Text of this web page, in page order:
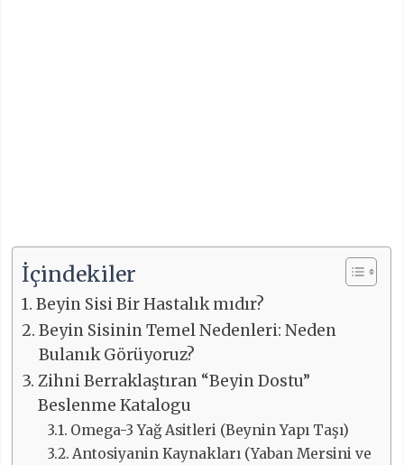
İçindekiler
Beyin Sisi Bir Hastalık mıdır?
Beyin Sisinin Temel Nedenleri: Neden
Bulanık Görüyoruz?
Zihni Berraklaştıran “Beyin Dostu”
Beslenme Katalogu
Omega-3 Yağ Asitleri (Beynin Yapı Taşı)
Antosiyanin Kaynakları (Yaban Mersini ve